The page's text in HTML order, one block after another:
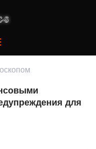
для